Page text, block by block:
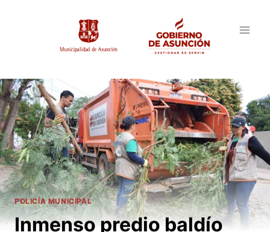
POLICÍA MUNICIPAL
Inmenso predio baldío